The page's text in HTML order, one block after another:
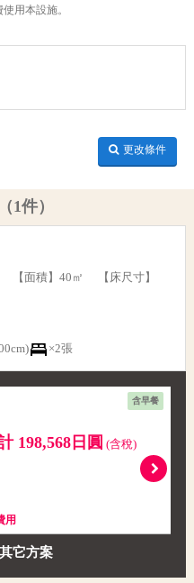
用本設施。
更改條件
1件）
【面積】40㎡ 【床尺寸】
×2張
含早餐
198,568日圓 (含稅)
用
它方案